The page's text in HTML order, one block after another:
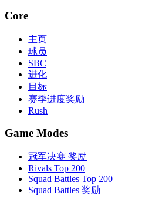
Core
主页
球员
SBC
进化
目标
赛季进度奖励
Rush
Game Modes
冠军决赛 奖励
Rivals Top 200
Squad Battles Top 200
Squad Battles 奖励